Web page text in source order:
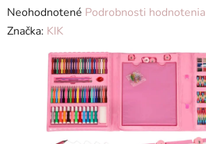
Priemerné
hodnotenie
produktu
Neohodnotené Podrobnosti hodnotenia
Značka: KIK